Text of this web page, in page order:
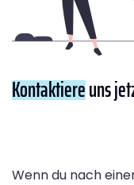
Kontaktiereuns
Wenn du nach